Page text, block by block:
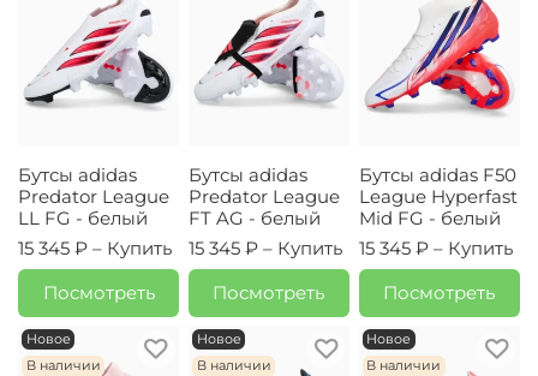
Бутсы adidas
Predator League
LL FG - белый
15 345 ₽ – Купить
Посмотреть
Бутсы adidas
Predator League
FT AG - белый
15 345 ₽ – Купить
Посмотреть
Бутсы adidas F50
League Hyperfast
Mid FG - белый
15 345 ₽ – Купить
Посмотреть
Новое
В наличии
Новое
В наличии
Новое
В наличии